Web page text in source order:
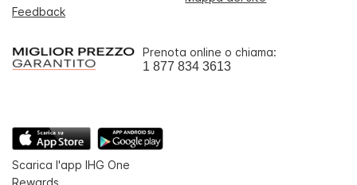
Feedback
Prenota online o chiama:
1 877 834 3613
Scarica l'app IHG One